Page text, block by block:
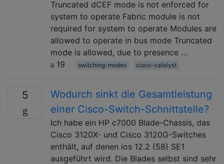
Truncated dCEF mode is not enforced for
system to operate Fabric module is not
required for system to operate Modules are
allowed to operate in bus mode Truncated
mode is allowed, due to presence …
19
switching-modes cisco-catalyst
5
Wodurch sinkt die Gesamtleistung
einer Cisco-Switch-Schnittstelle?
Ich habe ein HP c7000 Blade-Chassis, das
Cisco 3120X- und Cisco 3120G-Switches
enthält, auf denen ios 12.2 (58) SE1
ausgeführt wird. Die Blades selbst sind sehr